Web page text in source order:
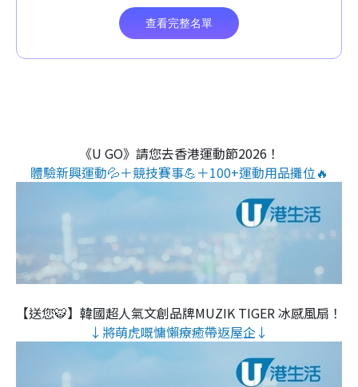
《U GO》請您去香港運動節2026！
體驗新興運動💦＋競技賽事💪＋100+運動用品攤位🔥
【送您🐯】韓國超人氣文創品牌MUZIK TIGER 冰感風扇！
↓將萌虎嘅慵懶療癒帶返屋企↓